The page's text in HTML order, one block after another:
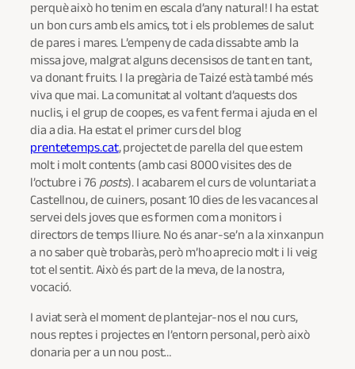
perquè això ho tenim en escala d’any natural! I ha estat
un bon curs amb els amics, tot i els problemes de salut
de pares i mares. L’empeny de cada dissabte amb la
missa jove, malgrat alguns decensisos de tant en tant,
va donant fruits. I la pregària de Taizé està també més
viva que mai. La comunitat al voltant d’aquests dos
nuclis, i el grup de coopes, es va fent ferma i ajuda en el
dia a dia. Ha estat el primer curs del blog
prentetemps.cat, projectet de parella del que estem
molt i molt contents (amb casi 8000 visites des de
l’octubre i 76 posts). I acabarem el curs de voluntariat a
Castellnou, de cuiners, posant 10 dies de les vacances al
servei dels joves que es formen com a monitors i
directors de temps lliure. No és anar-se’n a la xinxanpun
a no saber què trobaràs, però m’ho aprecio molt i li veig
tot el sentit. Això és part de la meva, de la nostra,
vocació.
I aviat serà el moment de plantejar-nos el nou curs,
nous reptes i projectes en l’entorn personal, però això
donaria per a un nou post…